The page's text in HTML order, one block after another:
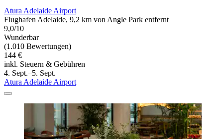
Atura Adelaide Airport
Flughafen Adelaide, 9,2 km von Angle Park entfernt
9,0/10
Wunderbar
(1.010 Bewertungen)
144 €
inkl. Steuern & Gebühren
4. Sept.–5. Sept.
Atura Adelaide Airport